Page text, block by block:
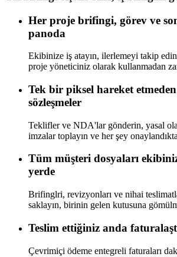
Her proje brifingi, görev ve
panoda
Ekibinize iş atayın, ilerlemeyi takip
proje yöneticiniz olarak kullanmadan
Tek bir piksel hareket
sözleşmeler
Teklifler ve NDA'lar gönderin, yasal
imzalar toplayın ve her şey
Tüm müşteri dosyaları
yerde
Brifinglri, revizyonları ve nihai
saklayın, birinin gelen kutusuna
Teslim ettiğiniz anda
Çevrimiçi ödeme entegreli faturaları